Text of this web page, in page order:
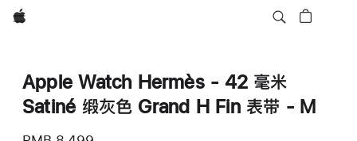
Apple
Apple Watch Hermès - 42 毫米
Satiné 缎灰色 Grand H Fin 表带 - M